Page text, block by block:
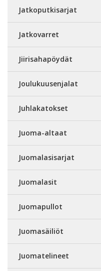
Jatkoputkisarjat
Jatkovarret
Jiirisahapöydät
Joulukuusenjalat
Juhlakatokset
Juoma-altaat
Juomalasisarjat
Juomalasit
Juomapullot
Juomasäiliöt
Juomatelineet